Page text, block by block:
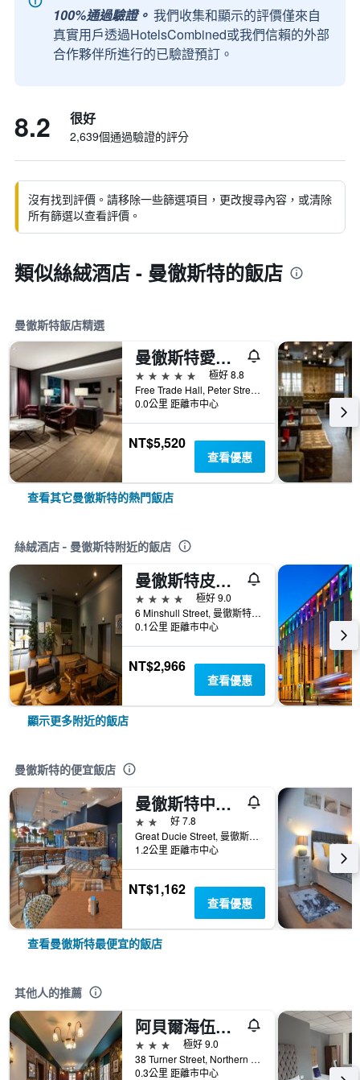
100%通過驗證。 我們收集和顯示的評價僅來自
真實用戶透過HotelsCombined或我們信賴的外部
合作夥伴所進行的已驗證預訂。
8.2 很好
2,639個通過驗證的評分
沒有找到評價。請移除一些篩選項目，更改搜尋內容，或清除
所有篩選以查看評價。
類似絲絨酒店 - 曼徹斯特的飯店
曼徹斯特飯店精選
曼徹斯特愛德華麗笙酒店 - 曼徹斯特
5星級
極好 8.8
Free Trade Hall, Peter Street, 曼徹斯特, 英國
0.0公里 距離市中心
NT$5,520
查看優惠
查看其它曼徹斯特的熱門飯店
絲絨酒店 - 曼徹斯特附近的飯店
曼徹斯特皮卡迪利薩科公寓酒店 - 曼徹斯特
4星級
極好 9.0
6 Minshull Street, 曼徹斯特, 英國
0.1公里 距離市中心
NT$2,966
查看優惠
顯示更多附近的飯店
曼徹斯特的便宜飯店
曼徹斯特中心區旅遊旅館
2星級
好 7.8
Great Ducie Street, 曼徹斯特, 英國
1.2公里 距離市中心
NT$1,162
查看優惠
查看曼徹斯特最便宜的飯店
其他人的推薦
阿貝爾海伍德精品飯店
3星級
極好 9.0
38 Turner Street, Northern Quarter, 曼徹斯特, 英國
0.3公里 距離市中心